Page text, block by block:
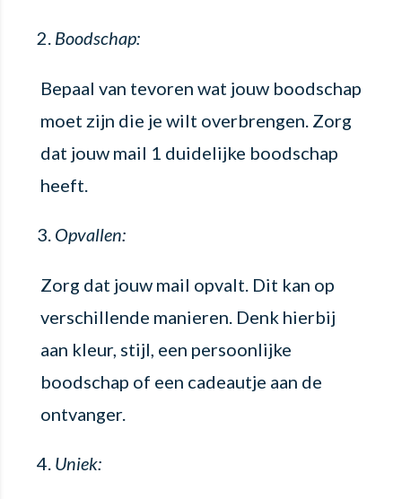
Boodschap:
Bepaal van tevoren wat jouw boodschap
moet zijn die je wilt overbrengen. Zorg
dat jouw mail 1 duidelijke boodschap
heeft.
Opvallen:
Zorg dat jouw mail opvalt. Dit kan op
verschillende manieren. Denk hierbij
aan kleur, stijl, een persoonlijke
boodschap of een cadeautje aan de
ontvanger.
Uniek: